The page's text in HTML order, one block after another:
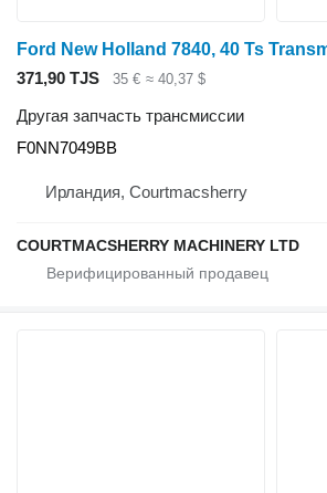
371,90 TJS 35 € ≈ 40,37 $
Другая запчасть трансмиссии
F0NN7049BB
Ирландия, Courtmacsherry
COURTMACSHERRY MACHINERY LTD